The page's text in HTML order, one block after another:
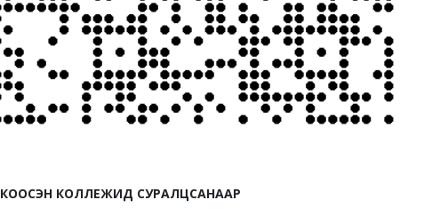
КООСЭН КОЛЛЕЖИД СУРАЛЦСАНААР